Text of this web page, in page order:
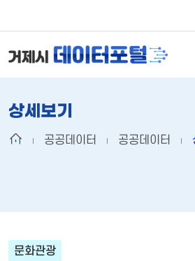
상세보기
공공데이터 공공데이터
문화관광